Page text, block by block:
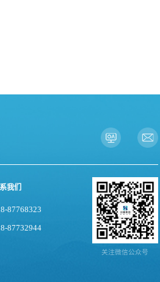
关注微信公众号
我们
87768323
87732944